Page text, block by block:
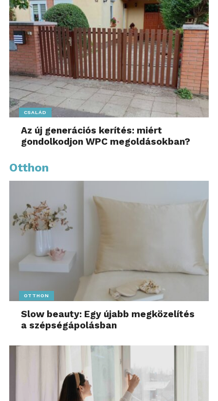
CSALÁD
Az új generációs kerítés: miért
gondolkodjon WPC megoldásokban?
Otthon
OTTHON
Slow beauty: Egy újabb megközelítés
a szépségápolásban